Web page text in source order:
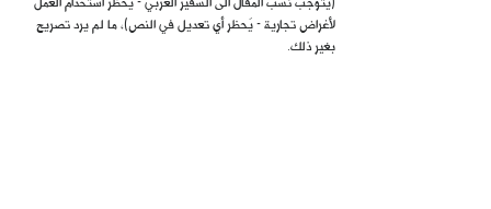
لأغراض تجارية - يُحظر أي تعديل في النص)، ما لم يرد تصريح
بغير ذلك.